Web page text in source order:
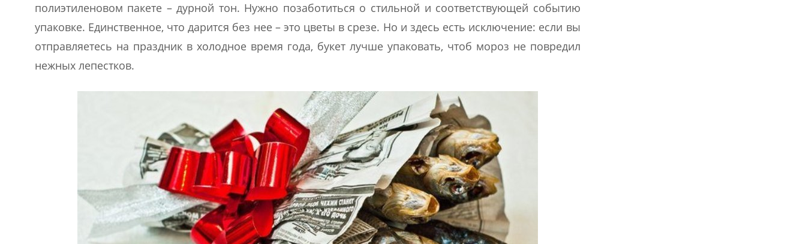
полиэтиленовом пакете – дурной тон. Нужно позаботиться о стильной и соответствующей событию
упаковке. Единственное, что дарится без нее – это цветы в срезе. Но и здесь есть исключение: если вы
отправляетесь на праздник в холодное время года, букет лучше упаковать, чтоб мороз не повредил
нежных лепестков.